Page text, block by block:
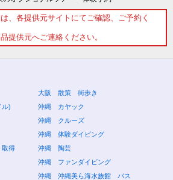
、各提供元サイトにてご確認、ご予約く
提供元へご連絡ください。
大阪 散策 街歩き
)
沖縄 カヤック
沖縄 クルーズ
沖縄 体験ダイビング
得
沖縄 陶芸
沖縄 ファンダイビング
沖縄 沖縄美ら海水族館 バス